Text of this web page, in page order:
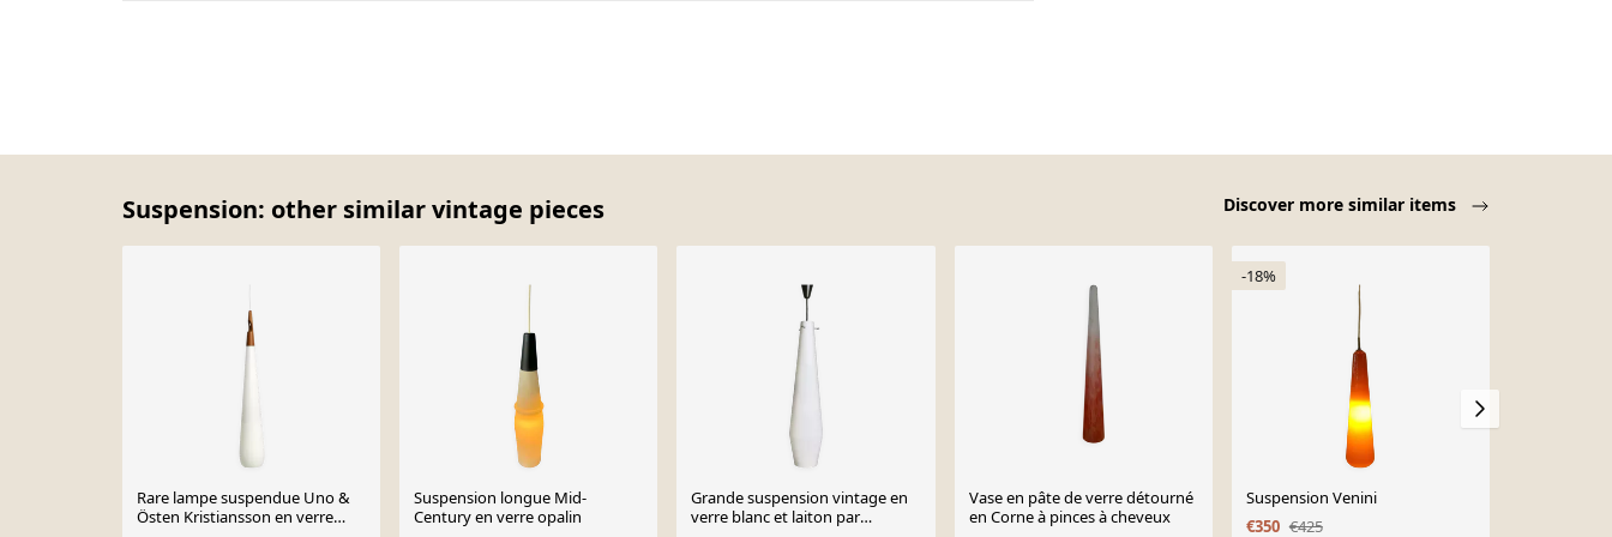
Suspension: other similar vintage pieces Discover more similar items
Rare lampe suspendue Uno &
Östen Kristiansson en verre
Suspension longue Mid-
Century en verre opalin
Grande suspension vintage en
verre blanc et laiton par
Vase en pâte de verre détourné
en Corne à pinces à cheveux
-18%
Suspension Venini
€350 €425